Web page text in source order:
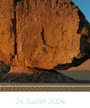
24 Juillet 2024